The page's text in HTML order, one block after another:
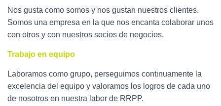
Nos gusta como somos y nos gustan nuestros clientes.
Somos una empresa en la que nos encanta colaborar unos
con otros y con nuestros socios de negocios.
Trabajo en equipo
Laboramos como grupo, perseguimos continuamente la
excelencia del equipo y valoramos los logros de cada uno
de nosotros en nuestra labor de RRPP.